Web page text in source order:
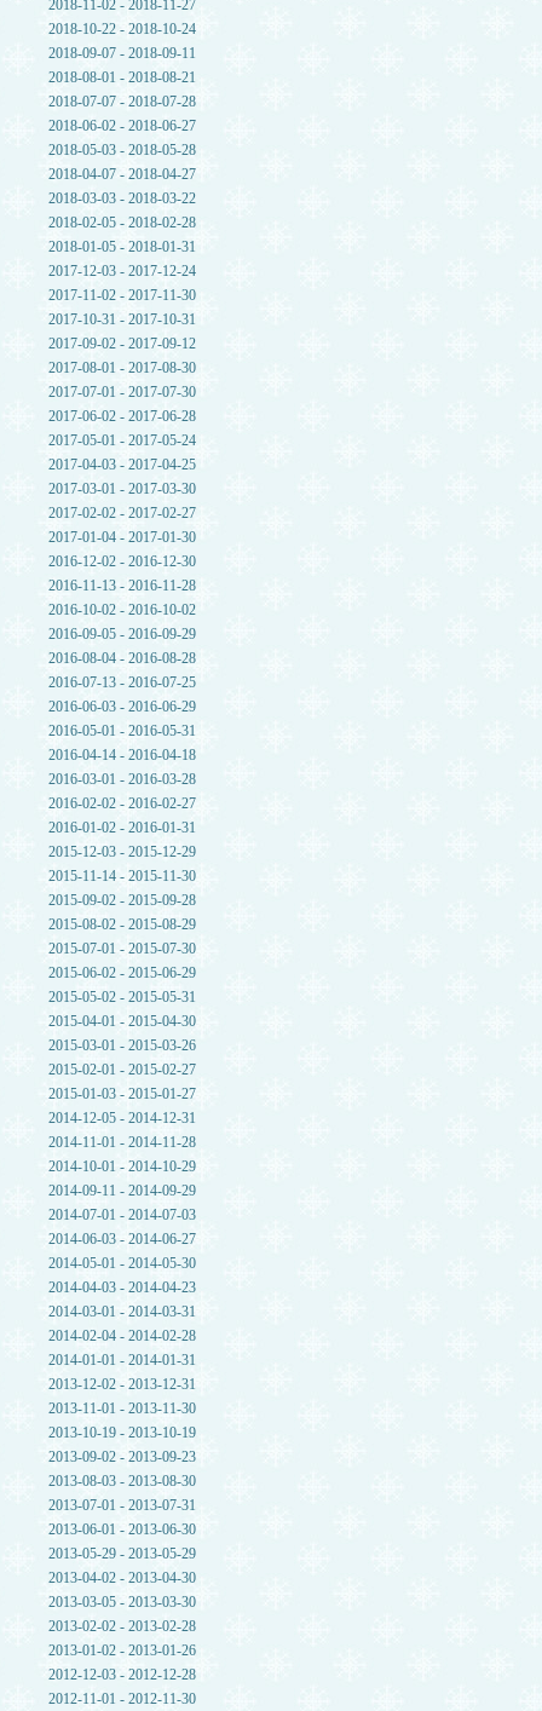
2018-11-02 - 2018-11-27
2018-10-22 - 2018-10-24
2018-09-07 - 2018-09-11
2018-08-01 - 2018-08-21
2018-07-07 - 2018-07-28
2018-06-02 - 2018-06-27
2018-05-03 - 2018-05-28
2018-04-07 - 2018-04-27
2018-03-03 - 2018-03-22
2018-02-05 - 2018-02-28
2018-01-05 - 2018-01-31
2017-12-03 - 2017-12-24
2017-11-02 - 2017-11-30
2017-10-31 - 2017-10-31
2017-09-02 - 2017-09-12
2017-08-01 - 2017-08-30
2017-07-01 - 2017-07-30
2017-06-02 - 2017-06-28
2017-05-01 - 2017-05-24
2017-04-03 - 2017-04-25
2017-03-01 - 2017-03-30
2017-02-02 - 2017-02-27
2017-01-04 - 2017-01-30
2016-12-02 - 2016-12-30
2016-11-13 - 2016-11-28
2016-10-02 - 2016-10-02
2016-09-05 - 2016-09-29
2016-08-04 - 2016-08-28
2016-07-13 - 2016-07-25
2016-06-03 - 2016-06-29
2016-05-01 - 2016-05-31
2016-04-14 - 2016-04-18
2016-03-01 - 2016-03-28
2016-02-02 - 2016-02-27
2016-01-02 - 2016-01-31
2015-12-03 - 2015-12-29
2015-11-14 - 2015-11-30
2015-09-02 - 2015-09-28
2015-08-02 - 2015-08-29
2015-07-01 - 2015-07-30
2015-06-02 - 2015-06-29
2015-05-02 - 2015-05-31
2015-04-01 - 2015-04-30
2015-03-01 - 2015-03-26
2015-02-01 - 2015-02-27
2015-01-03 - 2015-01-27
2014-12-05 - 2014-12-31
2014-11-01 - 2014-11-28
2014-10-01 - 2014-10-29
2014-09-11 - 2014-09-29
2014-07-01 - 2014-07-03
2014-06-03 - 2014-06-27
2014-05-01 - 2014-05-30
2014-04-03 - 2014-04-23
2014-03-01 - 2014-03-31
2014-02-04 - 2014-02-28
2014-01-01 - 2014-01-31
2013-12-02 - 2013-12-31
2013-11-01 - 2013-11-30
2013-10-19 - 2013-10-19
2013-09-02 - 2013-09-23
2013-08-03 - 2013-08-30
2013-07-01 - 2013-07-31
2013-06-01 - 2013-06-30
2013-05-29 - 2013-05-29
2013-04-02 - 2013-04-30
2013-03-05 - 2013-03-30
2013-02-02 - 2013-02-28
2013-01-02 - 2013-01-26
2012-12-03 - 2012-12-28
2012-11-01 - 2012-11-30